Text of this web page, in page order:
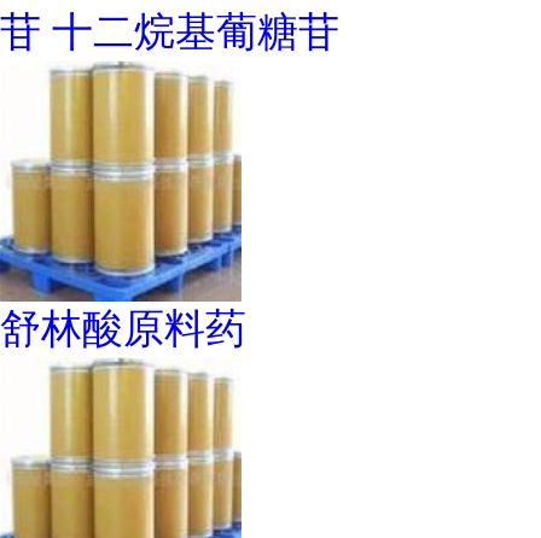
苷 十二烷基葡糖苷
舒林酸原料药